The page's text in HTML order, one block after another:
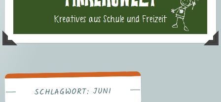
Tinkerswelt – Kreatives aus
Freizeit und Schule
SCHLAGWORT: JUNI